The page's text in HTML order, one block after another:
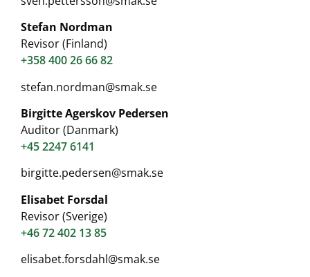
Stefan Nordman
Revisor (Finland)
+358 400 26 66 82
stefan.nordman@smak.se
Birgitte Agerskov Pedersen
Auditor (Danmark)
+45 2247 6141
birgitte.pedersen@smak.se
Elisabet Forsdal
Revisor (Sverige)
+46 72 402 13 85
elisabet.forsdahl@smak.se